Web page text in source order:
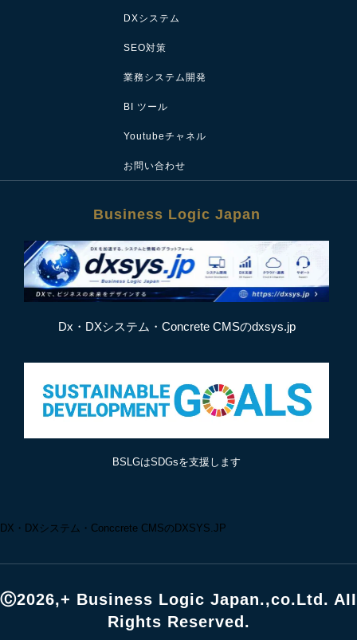
DXシステム
SEO対策
業務システム開発
BI ツール
Youtubeチャネル
お問い合わせ
Business Logic Japan
Dx・DXシステム・Concrete CMSのdxsys.jp
BSLGはSDGsを支援します
DX・DXシステム・Conccrete CMSのDXSYS.JP
Ⓒ2026,+ Business Logic Japan.,co.Ltd. AII
Rights Reserved.